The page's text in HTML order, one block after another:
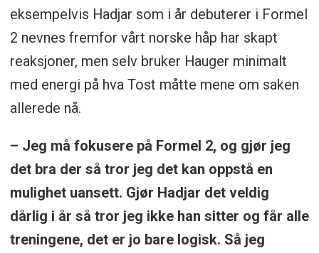
eksempelvis Hadjar som i år debuterer i Formel
2 nevnes fremfor vårt norske håp har skapt
reaksjoner, men selv bruker Hauger minimalt
med energi på hva Tost måtte mene om saken
allerede nå.
– Jeg må fokusere på Formel 2, og gjør jeg
det bra der så tror jeg det kan oppstå en
mulighet uansett. Gjør Hadjar det veldig
dårlig i år så tror jeg ikke han sitter og får alle
treningene, det er jo bare logisk. Så jeg